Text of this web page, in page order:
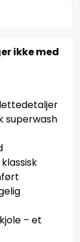
ikke med
superwash
– et